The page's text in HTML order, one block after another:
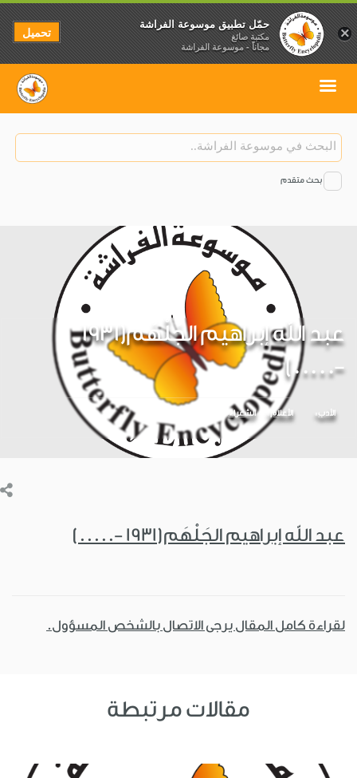
بحث متقدم
عبد الله إبراهيم الجَلْهَم(1931
-.....)
الأدب الأعلام الشعراء
عبد الله إبراهيم الجَلْهَم(1931 -.....)
لقراءة كامل المقال يرجى الاتصال بالشخص المسؤول.
مقالات مرتبطة
×
حمّل تطبيق موسوعة الفراشة
مكتبة صائغ
مجاناً - موسوعة الفراشة
تحميل